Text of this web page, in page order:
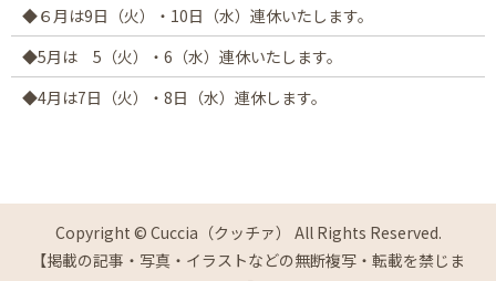
◆６月は9日（火）・10日（水）連休いたします。
◆5月は 5（火）・6（水）連休いたします。
◆4月は7日（火）・8日（水）連休します。
Copyright © Cuccia（クッチァ） All Rights Reserved.
【掲載の記事・写真・イラストなどの無断複写・転載を禁じま